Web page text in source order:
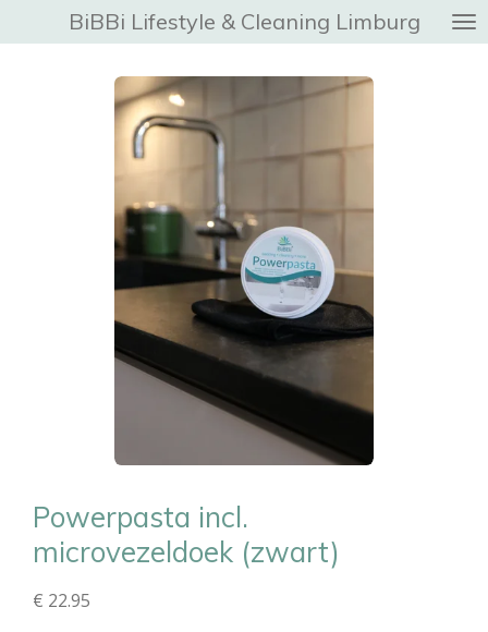
direct
BiBBi Lifestyle & Cleaning Limburg
Powerpasta incl.
microvezeldoek (zwart)
€ 22.95